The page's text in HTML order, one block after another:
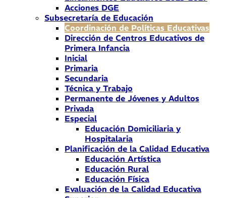
Acciones DGE
Subsecretaría de Educación
Coordinación de Políticas Educativas
Dirección de Centros Educativos de
Primera Infancia
Inicial
Primaria
Secundaria
Técnica y Trabajo
Permanente de Jóvenes y Adultos
Privada
Especial
Educación Domiciliaria y
Hospitalaria
Planificación de la Calidad Educativa
Educación Artística
Educación Rural
Educación Física
Evaluación de la Calidad Educativa